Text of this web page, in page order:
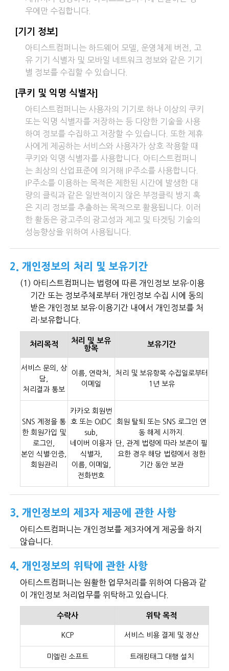
우에만 수집합니다.
[기기 정보]
아티스트컴퍼니는 하드웨어 모델, 운영체제 버전, 고
유 기기 식별자 및 모바일 네트워크 정보와 같은 기기
별 정보를 수집할 수 있습니다.
[쿠키 및 익명 식별자]
아티스트컴퍼니는 사용자의 기기로 하나 이상의 쿠키
또는 익명 식별자를 저장하는 등 다양한 기술을 사용
하여 정보를 수집하고 저장할 수 있습니다. 또한 제휴
사에게 제공하는 서비스와 사용자가 상호 작용할 때
쿠키와 익명 식별자를 사용합니다. 아티스트컴퍼니
는 최상의 산업표준에 의거해 IP주소를 사용합니다.
IP주소를 이용하는 목적은 제한된 시간에 발생한 대
량의 클릭과 같은 일반적이지 않은 부정클릭 방지 혹
은 지리 정보를 추출하는 목적으로 활용됩니다. 이러
한 활동은 광고주의 광고성과 제고 및 타겟팅 기술의
성능향상을 위하여 사용됩니다.
2. 개인정보의 처리 및 보유기간
(1) 아티스트컴퍼니는 법령에 따른 개인정보 보유·이용
기간 또는 정보주체로부터 개인정보 수집 시에 동의
받은 개인정보 보유·이용기간 내에서 개인정보를 처
리·보유합니다.
처리목적
처리 및 보유
항목
보유기간
서비스 문의, 상
담,
처리결과 통보
이름, 연락처,
이메일
처리 및 보유항목 수집일로부터
1년 보유
SNS 계정을 통
한 회원가입 및
로그인,
본인 식별·인증,
회원관리
카카오 회원번
호 또는 OIDC
sub,
네이버 이용자
식별자,
이름, 이메일,
전화번호
회원 탈퇴 또는 SNS 로그인 연
동 해제 시까지.
단, 관계 법령에 따라 보존이 필
요한 경우 해당 법령에서 정한
기간 동안 보관
3. 개인정보의 제3자 제공에 관한 사항
아티스트컴퍼니는 개인정보를 제3자에게 제공을 하지
않습니다.
4. 개인정보의 위탁에 관한 사항
아티스트컴퍼니는 원활한 업무처리를 위하여 다음과 같
이 개인정보 처리업무를 위탁하고 있습니다.
수락사 위탁 목적
KCP 서비스 비용 결제 및 정산
미엘린 소프트 트래킹태그 대행 설치